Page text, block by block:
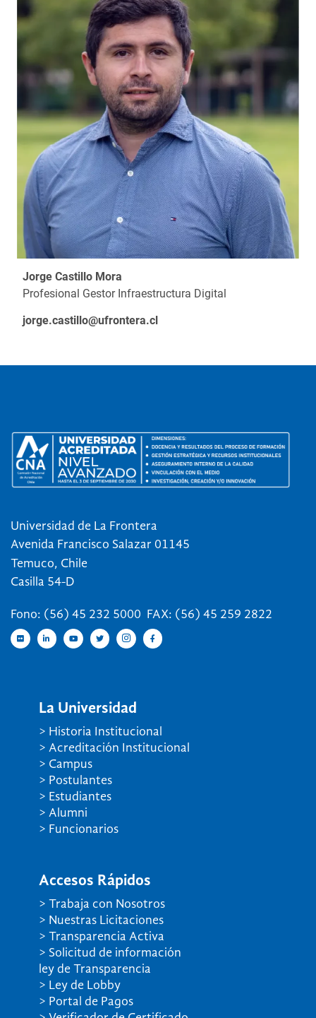
Jorge Castillo Mora
Profesional Gestor Infraestructura Digital
jorge.castillo@ufrontera.cl
Universidad de La Frontera
Avenida Francisco Salazar 01145
Temuco, Chile
Casilla 54-D
Fono: (56) 45 232 5000 FAX: (56) 45 259 2822
La Universidad
> Historia Institucional
> Acreditación Institucional
> Campus
> Postulantes
> Estudiantes
> Alumni
> Funcionarios
Accesos Rápidos
> Trabaja con Nosotros
> Nuestras Licitaciones
> Transparencia Activa
> Solicitud de información
ley de Transparencia
> Ley de Lobby
> Portal de Pagos